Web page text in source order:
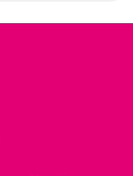
geöffnet)
einem neuen Tab geöffnet)
neuen Tab geöffnet)